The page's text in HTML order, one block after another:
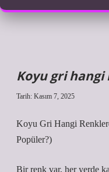
Koyu gri
Tarih: Kasım 7, 2025
Koyu Gri Hangi
Popüler?)
Bir renk var, her yerde